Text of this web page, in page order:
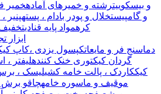
و بیسکوییترشته و خمیرهای آمادهخمیر
و گامپیستخلال و پودر بادام ، پستهپنیر
کرهمواد پایه قنادیتخفیف
ابزار
دماسنج فر و مایعاتکپسول یزدی ،کاپ
گردان کیکتوری خنک کنندهلیفتر ،
کیککاردک ، پالت خامه کشیلیسک ،
موقیف و ماسوره خامهچاقو برش